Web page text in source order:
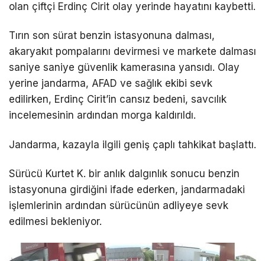
olan çiftçi Erdinç Cirit olay yerinde hayatını kaybetti.
Tırın son sürat benzin istasyonuna dalması,
akaryakıt pompalarını devirmesi ve markete dalması
saniye saniye güvenlik kamerasına yansıdı. Olay
yerine jandarma, AFAD ve sağlık ekibi sevk
edilirken, Erdinç Cirit’in cansız bedeni, savcılık
incelemesinin ardından morga kaldırıldı.
Jandarma, kazayla ilgili geniş çaplı tahkikat başlattı.
Sürücü Kurtet K. bir anlık dalgınlık sonucu benzin
istasyonuna girdiğini ifade ederken, jandarmadaki
işlemlerinin ardından sürücünün adliyeye sevk
edilmesi bekleniyor.